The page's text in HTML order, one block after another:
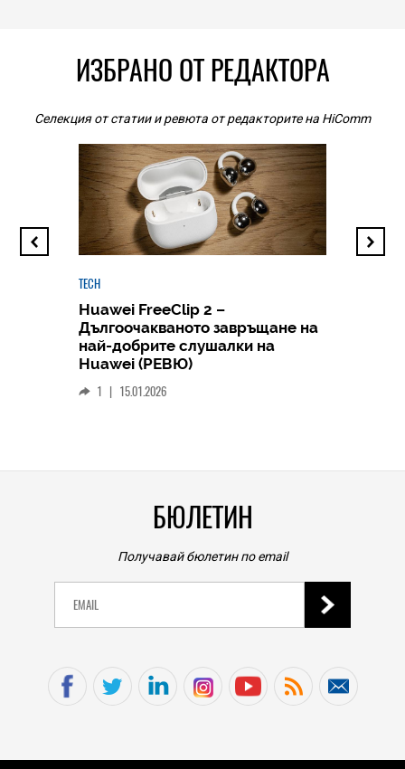
ИЗБРАНО ОТ РЕДАКТОРА
Селекция от статии и ревюта от редакторите на HiComm
TECH
Huawei FreeClip 2 –
Дългоочакваното завръщане на
най-добрите слушалки на
Huawei (РЕВЮ)
1 | 15.01.2026
БЮЛЕТИН
Получавай бюлетин по email